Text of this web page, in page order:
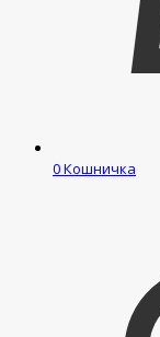
0Кошничка